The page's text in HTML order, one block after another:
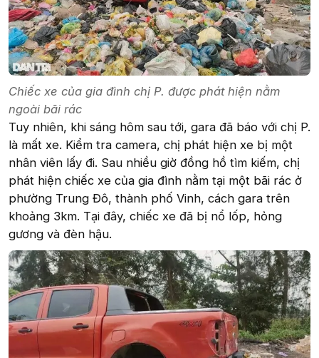
Chiếc xe của gia đình chị P. được phát hiện nằm
ngoài bãi rác
Tuy nhiên, khi sáng hôm sau tới, gara đã báo với chị P.
là mất xe. Kiểm tra camera, chị phát hiện xe bị một
nhân viên lấy đi. Sau nhiều giờ đồng hồ tìm kiếm, chị
phát hiện chiếc xe của gia đình nằm tại một bãi rác ở
phường Trung Đô, thành phố Vinh, cách gara trên
khoảng 3km. Tại đây, chiếc xe đã bị nổ lốp, hỏng
gương và đèn hậu.